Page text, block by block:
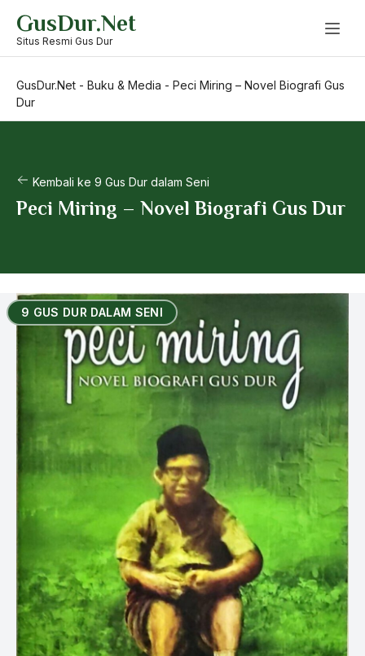
content
GusDur.Net
Situs Resmi Gus Dur
GusDur.Net - Buku & Media - Peci Miring – Novel Biografi Gus
Dur
Kembali ke 9 Gus Dur dalam Seni
Peci Miring – Novel Biografi Gus Dur
9 GUS DUR DALAM SENI